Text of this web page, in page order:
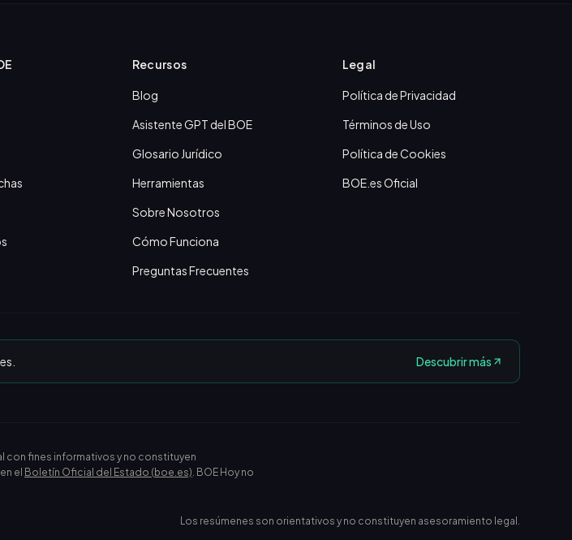
Recursos
Blog
Asistente GPT del BOE
Glosario Jurídico
Herramientas
Sobre Nosotros
Cómo Funciona
Preguntas Frecuentes
Legal
Política de Privacidad
Términos de Uso
Política de Cookies
BOE.es Oficial
Descubrir más
con fines informativos y no constituyen
el Boletín Oficial del Estado (boe.es). BOE Hoy no
Los resúmenes son orientativos y no constituyen asesoramiento legal.